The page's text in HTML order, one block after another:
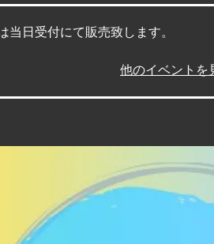
当日受付にて販売致します。
18歳以下
他のイベントを